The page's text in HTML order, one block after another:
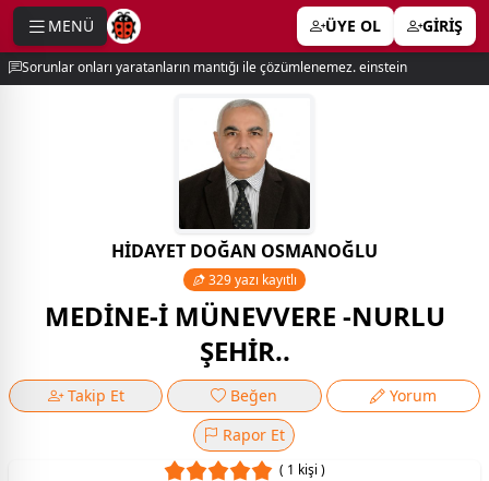
MENÜ ÜYE OL GİRİŞ
Sorunlar onları yaratanların mantığı ile çözümlenemez. einstein
HİDAYET DOĞAN OSMANOĞLU
329 yazı kayıtlı
MEDİNE-İ MÜNEVVERE -NURLU
ŞEHİR..
Takip Et Beğen
Yorum
Rapor Et
( 1 kişi )
menu